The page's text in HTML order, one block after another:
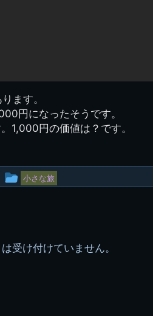
ます。
円になったそうです。
1,000円の価値は？です。
投
ー
小さな旅
受け付けていません。